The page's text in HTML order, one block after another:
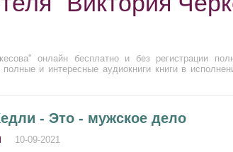
онлайн бесплатно и без регистрации
и интересные аудиокниги книги в
- Это - мужское дело
10-09-2021